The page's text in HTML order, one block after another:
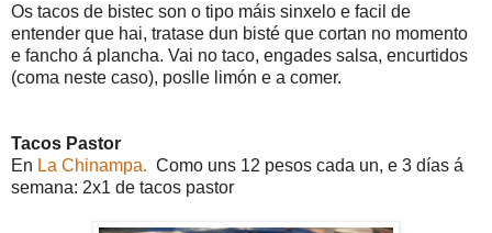
Os tacos de bistec son o tipo máis sinxelo e facil de
entender que hai, tratase dun bisté que cortan no momento
e fancho á plancha. Vai no taco, engades salsa, encurtidos
(coma neste caso), poslle limón e a comer.
Tacos Pastor
En La Chinampa. Como uns 12 pesos cada un, e 3 días á
semana: 2x1 de tacos pastor